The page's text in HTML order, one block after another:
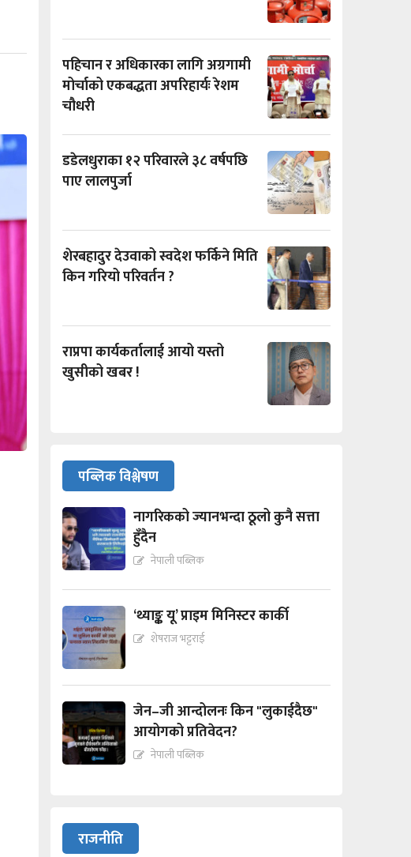
पहिचान र अधिकारका लागि अग्रगामी
मोर्चाको एकबद्धता अपरिहार्यः रेशम
चौधरी
डडेलधुराका १२ परिवारले ३८ वर्षपछि
पाए लालपुर्जा
शेरबहादुर देउवाको स्वदेश फर्किने मिति
किन गरियो परिवर्तन ?
राप्रपा कार्यकर्तालाई आयो यस्तो
खुसीको खबर !
पब्लिक विश्लेषण
नागरिकको ज्यानभन्दा ठूलो कुनै सत्ता
हुँदैन
नेपाली पब्लिक
‘थ्याङ्क यू’ प्राइम मिनिस्टर कार्की
शेषराज भट्टराई
जेन–जी आन्दोलनः किन "लुकाईदैछ"
आयोगको प्रतिवेदन?
नेपाली पब्लिक
राजनीति